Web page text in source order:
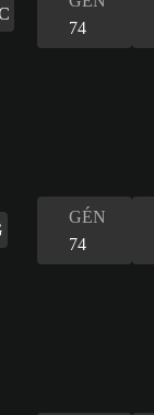
74
GÉN
74